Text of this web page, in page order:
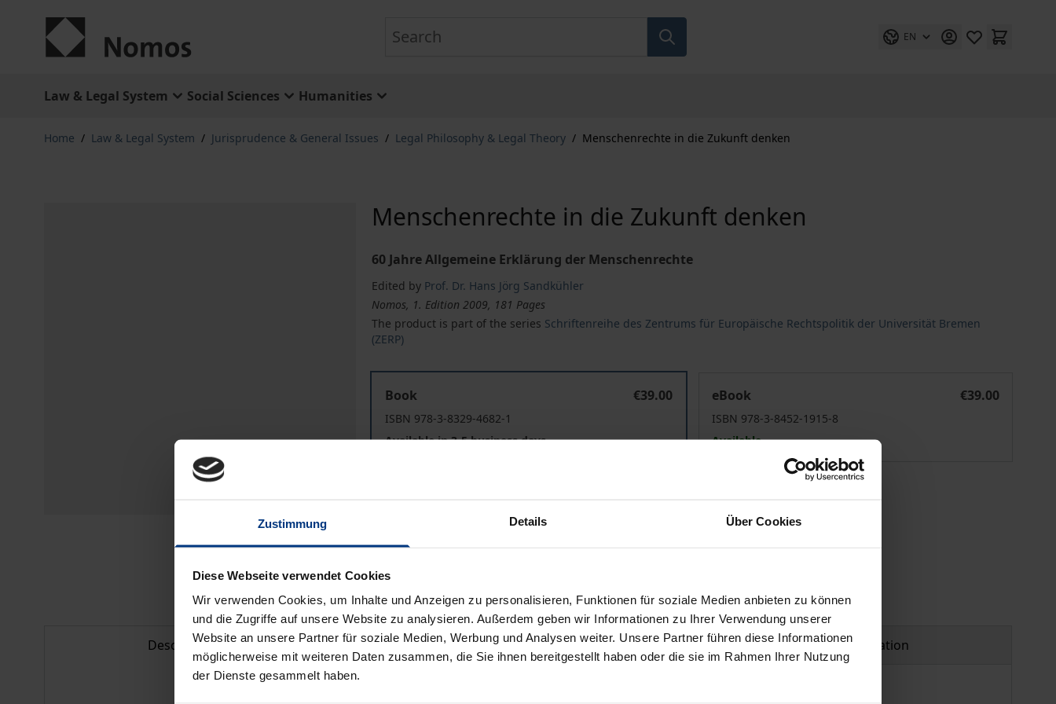
Zustimmung Details Über Cookies
Diese Webseite verwendet Cookies
Wir verwenden Cookies, um Inhalte und Anzeigen zu personalisieren, Funktionen für soziale Medien anbieten zu können
und die Zugriffe auf unsere Website zu analysieren. Außerdem geben wir Informationen zu Ihrer Verwendung unserer
Website an unsere Partner für soziale Medien, Werbung und Analysen weiter. Unsere Partner führen diese Informationen
möglicherweise mit weiteren Daten zusammen, die Sie ihnen bereitgestellt haben oder die sie im Rahmen Ihrer Nutzung
der Dienste gesammelt haben.
EN
Law & Legal System Social Sciences Humanities
Home / Law & Legal System / Jurisprudence & General Issues / Legal Philosophy & Legal Theory / Menschenrechte in die Zukunft denken
Menschenrechte in die Zukunft denken
60 Jahre Allgemeine Erklärung der Menschenrechte
Edited by Prof. Dr. Hans Jörg Sandkühler
Nomos, 1. Edition 2009, 181 Pages
The product is part of the series Schriftenreihe des Zentrums für Europäische Rechtspolitik der Universität Bremen
(ZERP)
Book
€39.00
ISBN 978-3-8329-4682-1
Available in 3-5 business days
eBook
€39.00
ISBN 978-3-8452-1915-8
Available
Description Bibliographical data Product safety information